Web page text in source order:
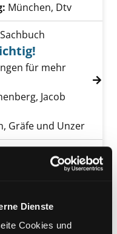
Dienste
Cookies und
München, Dtv
Stress dich richtig!
Sachbuch
für mehr
Jacob
Gräfe und Unzer
Mood Hacks anzeigen
und andere
OliviaSuche nach